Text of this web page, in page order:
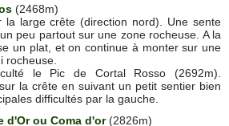
(2468m)
la large crête (direction nord). Une sente
peu partout sur une zone rocheuse. A la
un plat, et on continue à monter sur une
rocheuse.
le Pic de Cortal Rosso (2692m).
la crête en suivant un petit sentier bien
difficultés par la gauche.
d'Or ou Coma d'or(2826m)